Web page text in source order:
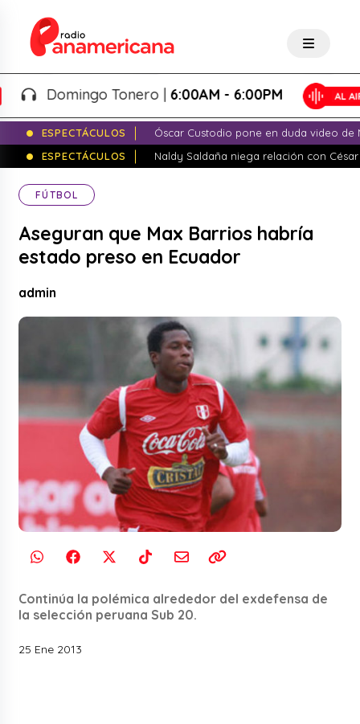
Domingo Tonero |6:00AM - 6:00PM
ESPECTÁCULOS
Óscar Custodio pone en duda video de
ESPECTÁCULOS
Naldy Saldaña niega relación con
FÚTBOL
Aseguran que Max Barrios habría
estado preso en Ecuador
admin
Continúa la polémica alrededor del exdefensa de
la selección peruana Sub 20.
25 Ene 2013